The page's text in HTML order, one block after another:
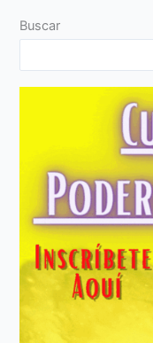
Buscar